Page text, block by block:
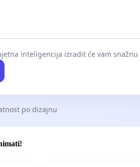
inteligencija izradit će vam
po dizajnu